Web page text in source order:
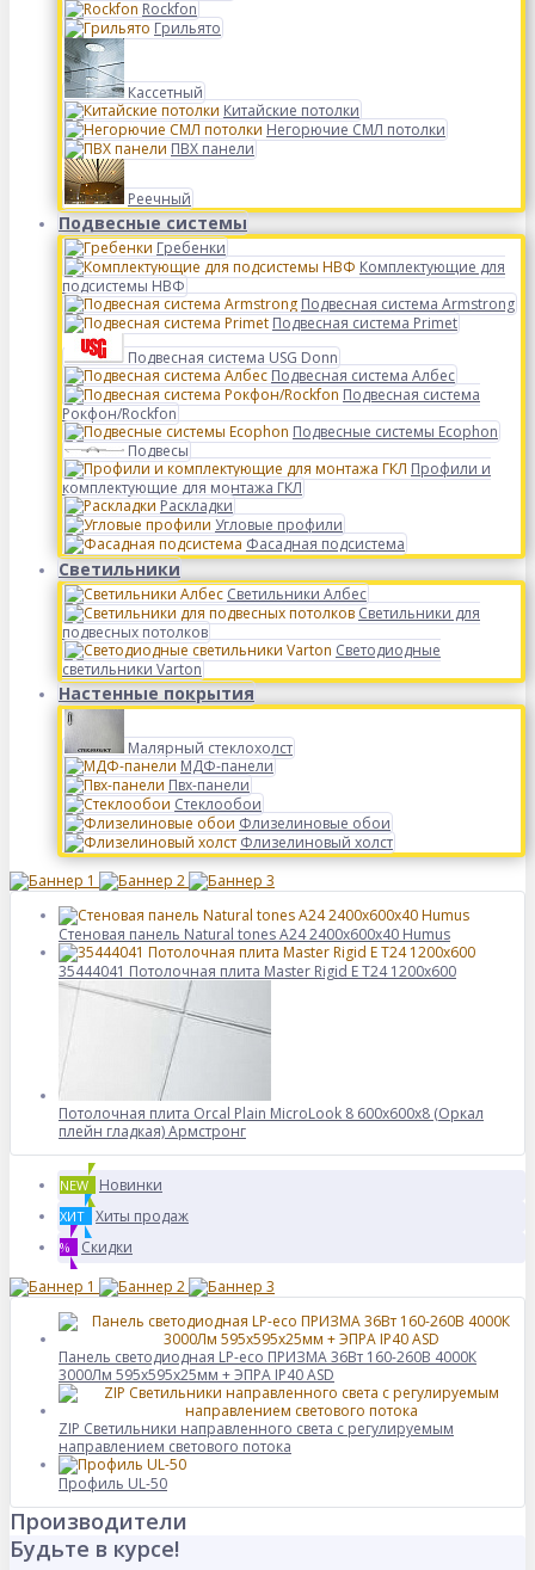
Rockfon
Грильято
Кассетный
Китайские потолки
Негорючие СМЛ потолки
ПВХ панели
Реечный
Подвесные системы
Гребенки
Комплектующие для
подсистемы НВФ
Подвесная система Armstrong
Подвесная система Primet
Подвесная система USG Donn
Подвесная система Албес
Подвесная система
Рокфон/Rockfon
Подвесные системы Ecophon
Подвесы
Профили и
комплектующие для монтажа ГКЛ
Раскладки
Угловые профили
Фасадная подсистема
Светильники
Светильники Албес
Светильники для
подвесных потолков
Светодиодные
светильники Varton
Настенные покрытия
Малярный стеклохолст
МДФ-панели
Пвх-панели
Стеклообои
Флизелиновые обои
Флизелиновый холст
Стеновая панель Natural tones А24 2400x600x40 Humus
35444041 Потолочная плита Master Rigid E T24 1200х600
Потолочная плита Orcal Plain MicroLook 8 600x600x8 (Оркал
плейн гладкая) Армстронг
NEW Новинки
ХИТ Хиты продаж
% Скидки
Панель светодиодная LP-eco ПРИЗМА 36Вт 160-260В 4000К
3000Лм 595х595х25мм + ЭПРА IP40 ASD
ZIP Светильники направленного света с регулируемым
направлением светового потока
Профиль UL-50
Производители
Будьте в курсе!